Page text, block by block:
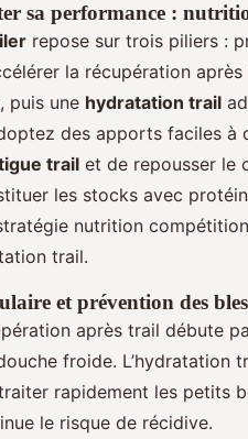
sa performance :
repose sur trois piliers :
la récupération
puis une hydratation trail
des apports faciles à
trail et de repousser le
les stocks avec
nutrition
trail.
et prévention des
après trail débute
froide. L’hydratation
rapidement les petits
le risque de récidive.